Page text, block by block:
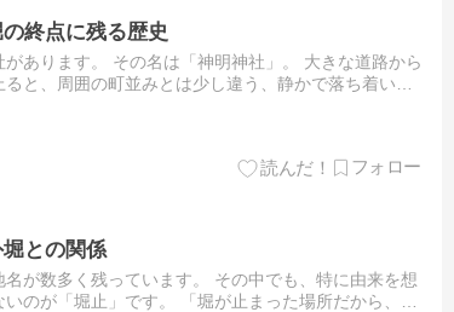
終点に残る歴史
あります。 その名は「神明神社」。 大きな道路から
と、周囲の町並みとは少し違う、静かで落ち着いた
との関係
が数多く残っています。 その中でも、特に由来を想
のが「堀止」です。 「堀が止まった場所だから、堀